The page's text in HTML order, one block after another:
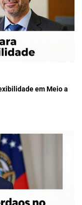
em Meio a